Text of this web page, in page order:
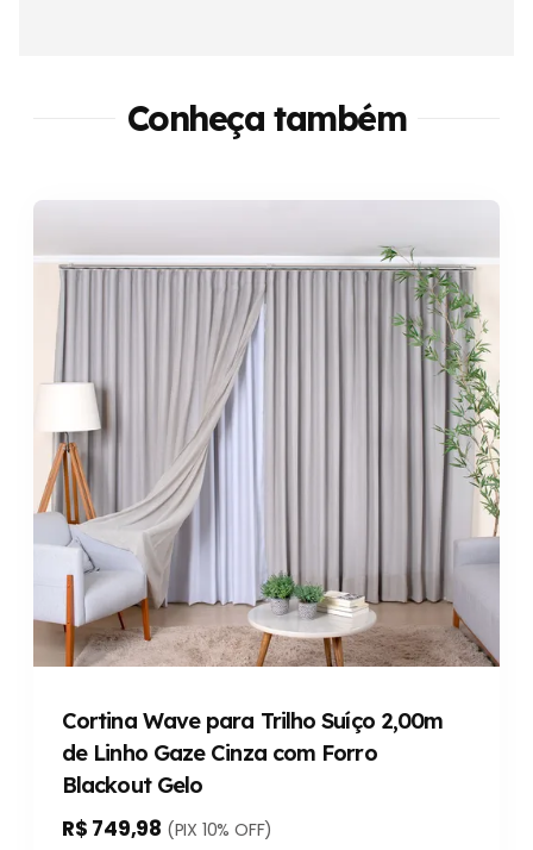
Conheça também
Cortina Wave para Trilho Suíço 2,00m
de Linho Gaze Cinza com Forro
Blackout Gelo
R$ 749,98 (PIX 10% OFF)